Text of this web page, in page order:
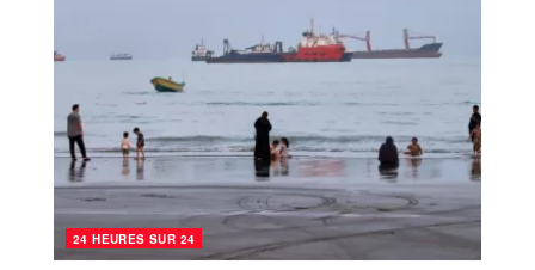
24 HEURES SUR 24